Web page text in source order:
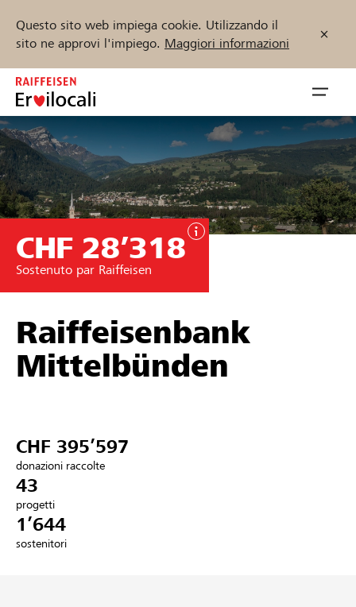
Questo sito web impiega cookie. Utilizzando il
sito ne approvi l'impiego. Maggiori informazioni
Zum
Inhalt
springen
öffnen
Sostenere
Aiuto & supporto
Partner / Banche Raiffeisen
Collegarsi
Registrazione
Trova progetti e organizzazioni
Inizia ora
CHF 28’318
Sostenuto par Raiffeisen
Raiffeisenbank
Mittelbünden
CHF 395’597
donazioni raccolte
43
progetti
1’644
sostenitori